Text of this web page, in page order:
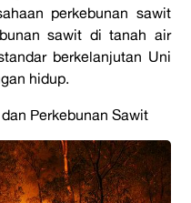
perkebunan sawit
sawit di tanah air
berkelanjutan Uni
hidup.
Perkebunan Sawit